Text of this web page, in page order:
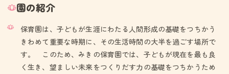
園の紹介
保育園は、子どもが生涯にわたる人間形成の基礎をつちかう
きわめて重要な時期に、その生活時間の大半を過ごす場所で
す。 このため、みきの保育園では、子どもが現在を最も良
く生き、望ましい未来をつくりだす力の基礎をつちかうため